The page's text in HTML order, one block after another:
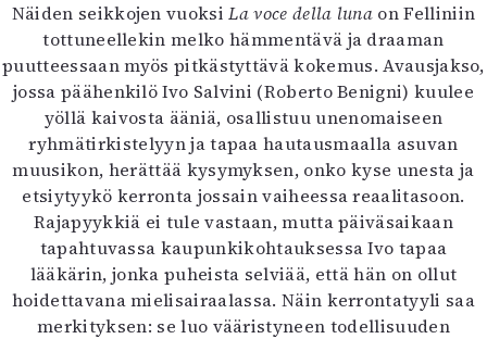
Näiden seikkojen vuoksiLa voce della luna on Felliniin
tottuneellekin melko hämmentävä ja draaman
puutteessaan myös pitkästyttävä kokemus. Avausjakso,
jossa päähenkilö Ivo Salvini (Roberto Benigni) kuulee
yöllä kaivosta ääniä, osallistuu unenomaiseen
ryhmätirkistelyyn ja tapaa hautausmaalla asuvan
muusikon, herättää kysymyksen, onko kyse unesta ja
etsiytyykö kerronta jossain vaiheessa reaalitasoon.
Rajapyykkiä ei tule vastaan, mutta päiväsaikaan
tapahtuvassa kaupunkikohtauksessa Ivo tapaa
lääkärin, jonka puheista selviää, että hän on ollut
hoidettavana mielisairaalassa. Näin kerrontatyyli saa
merkityksen: se luo vääristyneen todellisuuden